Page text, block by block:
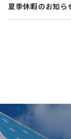
夏季休暇のお知